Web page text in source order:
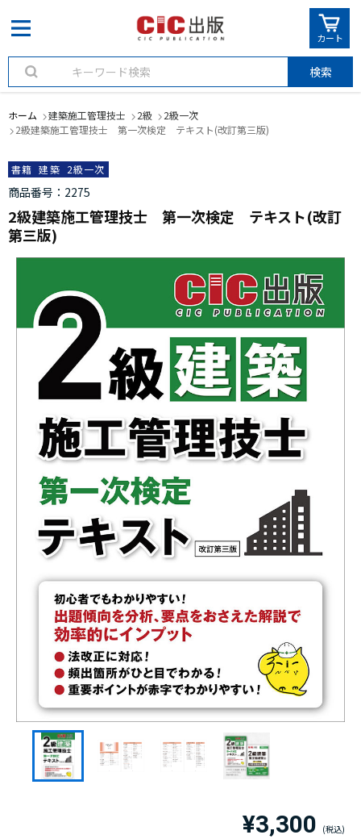
カート
検索
ホーム 建築施工管理技士 2級
2級一次
2級建築施工管理技士 第一次検定 テキスト(改訂第三版)
書籍 建築 2級一次
商品番号 2275
2級建築施工管理技士 第一次検定 テキスト(改訂
第三版)
¥3,300